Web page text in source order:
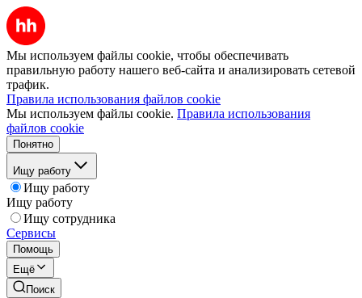
Мы используем файлы cookie, чтобы обеспечивать
правильную работу нашего веб-сайта и анализировать сетевой
трафик.
Правила использования файлов cookie
Мы используем файлы cookie. Правила использования
файлов cookie
Понятно
Ищу работу
Ищу работу
Ищу работу
Ищу сотрудника
Сервисы
Помощь
Ещё
Поиск